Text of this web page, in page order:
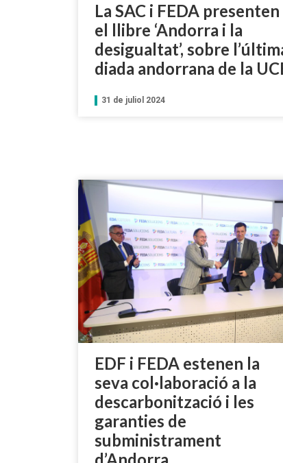
La SAC i FEDA presenten
el llibre ‘Andorra i la
desigualtat’, sobre
diada andorrana de la
31 de juliol 2024
EDF i FEDA estenen la
seva col·laboració a la
descarbonització i les
garanties de
subministrament
d’Andorra